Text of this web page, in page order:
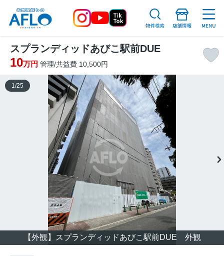
スプランディッドあびこ駅前DUE
10万円 管理/共益費 10,500円
【外観】スプランディッドあびこ駅前DUE 外観
1 /25